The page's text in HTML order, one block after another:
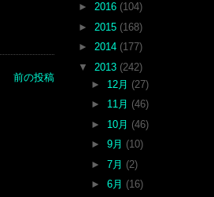
前の投稿
► 2016 (104)
► 2015 (168)
► 2014 (177)
▼ 2013 (242)
► 12月 (27)
► 11月 (46)
► 10月 (46)
► 9月 (10)
► 7月 (2)
► 6月 (16)